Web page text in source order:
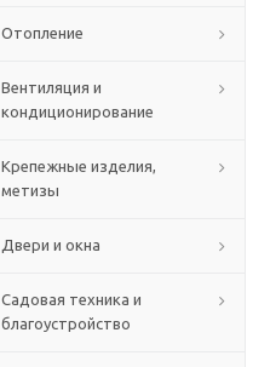
Отопление
Вентиляция и
кондиционирование
Крепежные изделия,
метизы
Двери и окна
Садовая техника и
благоустройство